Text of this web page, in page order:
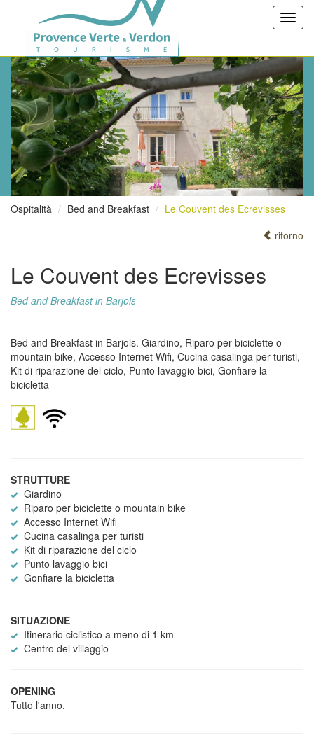
Ospitalità Bed and Breakfast
Le Couvent des Ecrevisses
ritorno
Le Couvent des Ecrevisses
Bed and Breakfast in Barjols
Bed and Breakfast in Barjols. Giardino, Riparo per biciclette o
mountain bike, Accesso Internet Wifi, Cucina casalinga per turisti,
Kit di riparazione del ciclo, Punto lavaggio bici, Gonfiare la
bicicletta
STRUTTURE
Giardino
Riparo per biciclette o mountain bike
Accesso Internet Wifi
Cucina casalinga per turisti
Kit di riparazione del ciclo
Punto lavaggio bici
Gonfiare la bicicletta
SITUAZIONE
Itinerario ciclistico a meno di 1 km
Centro del villaggio
OPENING
Tutto l'anno.